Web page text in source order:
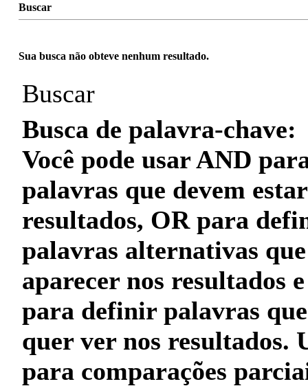
Buscar
Sua busca não obteve nenhum resultado.
Buscar
Busca de palavra-chave:
Você pode usarAND
palavras que devem
resultados, ORpara
palavras alternativas
aparecer nos resultados
para definir palavras
quer ver nos resultados.
para comparações